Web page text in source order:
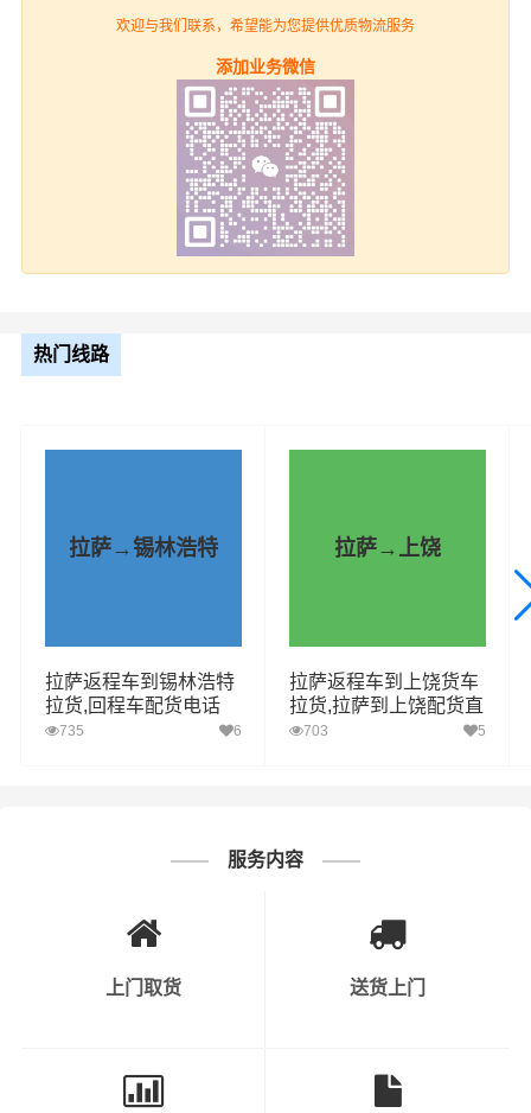
（详细提货位置请电话沟通）
吉安
吉州区、青原区、吉安县、吉水县、峡
江县、新干县、永丰县、泰和县、遂川县、
万安县、安福县、永新县、井冈山（详细送
货位置请电话沟通）
车型规格
9.6米 2458.31km 电话咨询
可运输货物类
个人护理产品等。
半成品和成品，如钢材、塑料制品、金属制
5、危险品：需要特殊运输和安全措施的化
欢迎与我们联系，希望能为您提供优质物流服务
添加业务微信
热门线路
拉萨→锡林浩特
拉萨返程车到锡林浩特
拉货,回程车配货电话
735 6
拉萨→上饶
拉萨返程车到上饶货车
拉货,拉萨到上饶配货直
送703 5
服务内容
上门取货 送货上门